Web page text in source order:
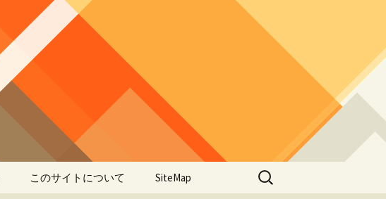
このサイトについて SiteMap
検
索: